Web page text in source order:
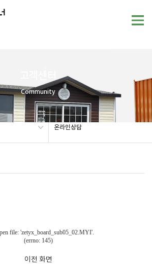
Community
온라인상담
file: 'zetyx_board_sub05_02.MYI'.
(errno: 145)
이전 화면